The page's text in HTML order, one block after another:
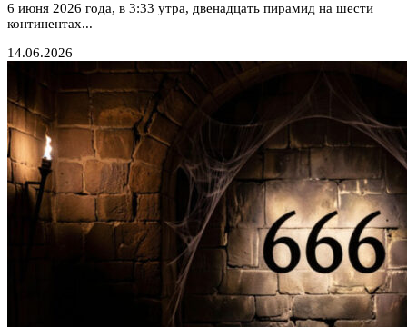
6 июня 2026 года, в 3:33 утра, двенадцать пирамид на шести
континентах...
14.06.2026